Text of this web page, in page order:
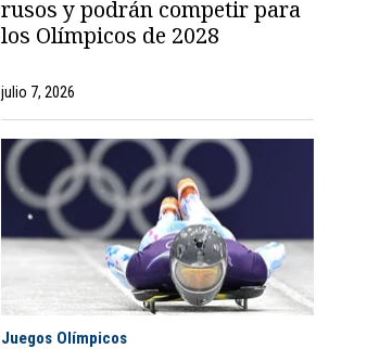
rusos y podrán competir para
los Olímpicos de 2028
julio 7, 2026
Juegos Olímpicos